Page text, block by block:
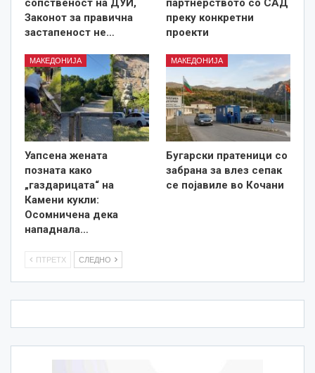
сопственост на ДУИ,
Законот за правична
застапеност не…
партнерството со САД
преку конкретни
проекти
МАКЕДОНИЈА
Уапсена жената
позната како
„газдарицата“ на
Камени кукли:
Осомничена дека
нападнала…
МАКЕДОНИЈА
Бугарски пратеници со
забрана за влез сепак
се појавиле во Кочани
ПТРЕТХ СЛЕДНО